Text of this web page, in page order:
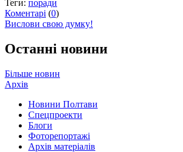
Теги: поради
Коментарі (0)
Вислови свою думку!
Останні новини
Більше новин
Архів
Новини Полтави
Спецпроекти
Блоги
Фоторепортажі
Архів матеріалів